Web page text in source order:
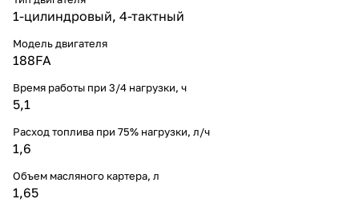
1-цилиндровый, 4-тактный
Модель двигателя
188FA
Время работы при 3/4 нагрузки, ч
5,1
Расход топлива при 75% нагрузки, л/ч
1,6
Объем масляного картера, л
1,65